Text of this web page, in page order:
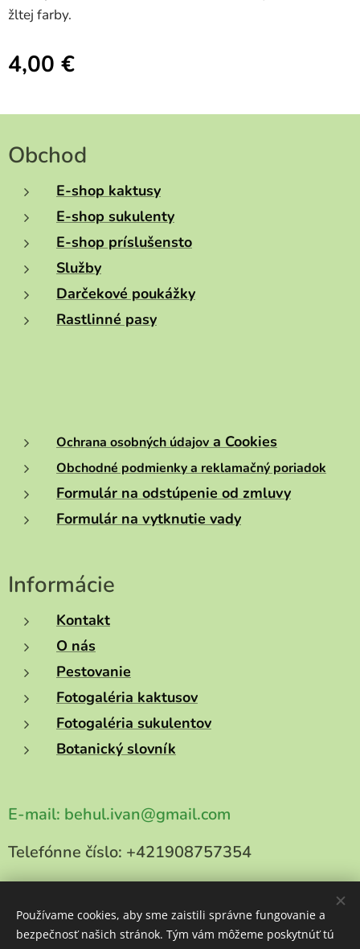
žltej farby.
4,00 €
Obchod
E-shop kaktusy
E-shop sukulenty
E-shop príslušensto
Služby
Darčekové poukážky
Rastlinné pasy
Ochrana osobných údajov a Cookies
Obchodné podmienky a reklamačný poriadok
Formulár na odstúpenie od zmluvy
Formulár na vytknutie vady
Informácie
Kontakt
O nás
Pestovanie
Fotogaléria kaktusov
Fotogaléria sukulentov
Botanický slovník
E-mail: behul.ivan@gmail.com
Telefónne číslo: +421908757354
Používame cookies, aby sme zaistili správne fungovanie a
bezpečnosť našich stránok. Tým vám môžeme poskytnúť tú